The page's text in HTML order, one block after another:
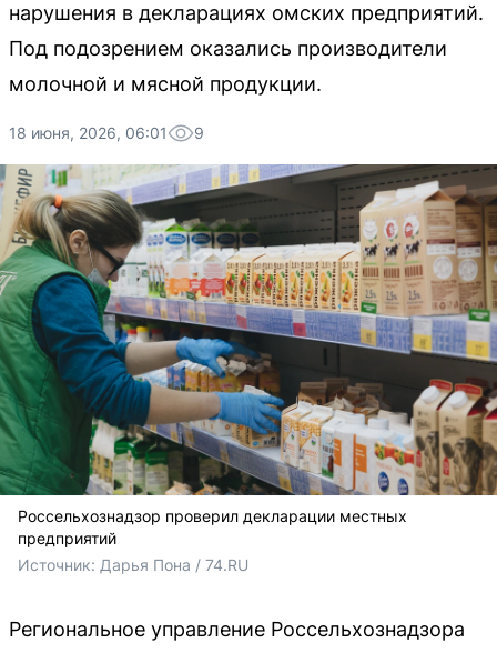
нарушения в декларациях омских предприятий.
Под подозрением оказались производители
молочной и мясной продукции.
18 июня, 2026, 06:01 9
Россельхознадзор проверил декларации местных
предприятий
Источник: Дарья Пона / 74.RU
Региональное управление Россельхознадзора